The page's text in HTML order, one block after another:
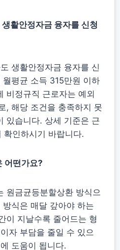
활안정자금 융자를 신청
생활안정자금 융자를 신
평균 소득 315만원 이하
비정규직 근로자는 예외
, 해당 조건을 충족하지 못
있습니다. 상세 기준은 근
확인하시기 바랍니다.
어떤가요?
원금균등분할상환 방식으
식은 매달 갚아야 하는
이 지날수록 줄어드는 형
자 부담을 줄일 수 있으
도움이 됩니다.